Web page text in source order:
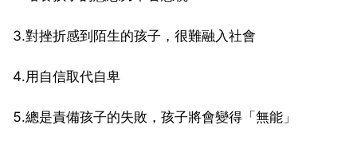
3.對挫折感到陌生的孩子，很難融入社會
4.用自信取代自卑
5.總是責備孩子的失敗，孩子將會變得「無能」